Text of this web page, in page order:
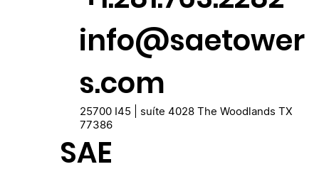
info@saetower
s.com
25700 I45 | suíte 4028 The Woodlands TX
77386
SAE